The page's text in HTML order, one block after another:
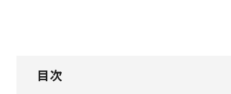
目次